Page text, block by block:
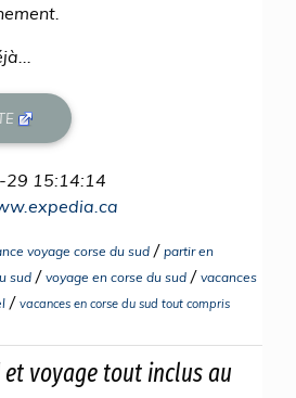
15:14:14
voyage corse du sud / partir en
sud / voyage en corse du sud / vacances
/ vacances en corse du sud tout compris
et voyage tout inclus au